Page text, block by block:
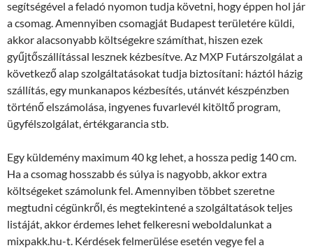
segítségével a feladó nyomon tudja követni, hogy éppen hol jár
a csomag. Amennyiben csomagját Budapest területére küldi,
akkor alacsonyabb költségekre számíthat, hiszen ezek
gyűjtőszállítással lesznek kézbesítve. Az MXP Futárszolgálat a
következő alap szolgáltatásokat tudja biztosítani: háztól házig
szállítás, egy munkanapos kézbesítés, utánvét készpénzben
történő elszámolása, ingyenes fuvarlevél kitöltő program,
ügyfélszolgálat, értékgarancia stb.
Egy küldemény maximum 40 kg lehet, a hossza pedig 140 cm.
Ha a csomag hosszabb és súlya is nagyobb, akkor extra
költségeket számolunk fel. Amennyiben többet szeretne
megtudni cégünkről, és megtekintené a szolgáltatások teljes
listáját, akkor érdemes lehet felkeresni weboldalunkat a
mixpakk.hu-t. Kérdések felmerülése esetén vegye fel a